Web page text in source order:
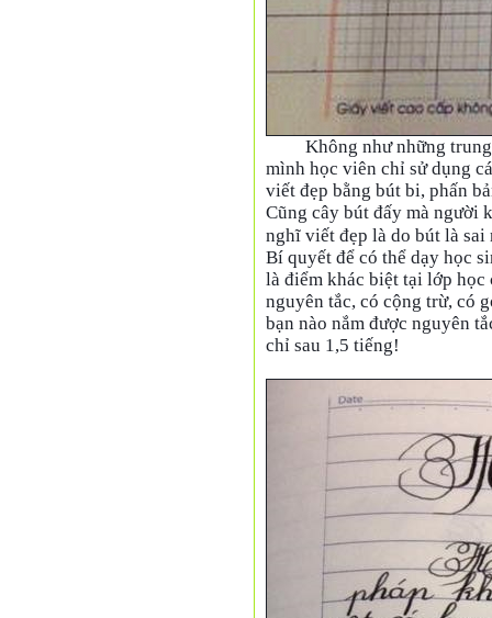
Không như những
mình học viên chỉ sử dụng
viết đẹp bằng bút bi, phấn
Cũng cây bút đấy mà người
nghĩ viết đẹp là do bút là sai
Bí quyết để có thể dạy học
là điểm khác biệt tại lớp học
nguyên tắc, có cộng trừ, có
bạn nào nắm được nguyên
chỉ sau 1,5 tiếng!